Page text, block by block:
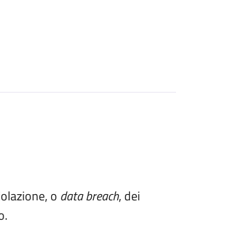
o data breach, dei